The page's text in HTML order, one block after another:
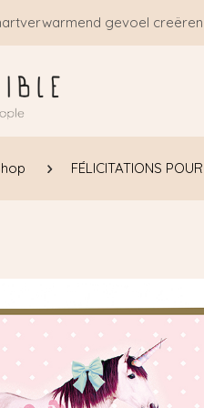
gevoel creëren
FÉLICITATIONS